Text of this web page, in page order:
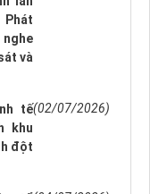
và
tế
khu
đột
(02/07/2026)